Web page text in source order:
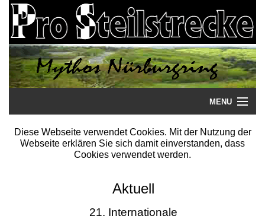
MENU
Startseite
Diese Webseite verwendet Cookies. Mit der Nutzung der
Webseite erklären Sie sich damit einverstanden, dass
Cookies verwendet werden.
Aktuell
21. Internationale